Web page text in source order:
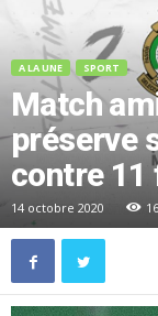
A LA UNE SPORT
Match
préserve
contre 11
14 octobre 2020